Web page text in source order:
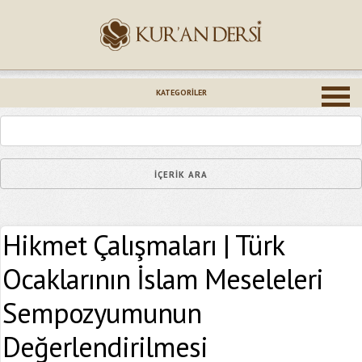
KATEGORILER
Hikmet Çalışmaları | Türk
Ocaklarının İslam Meseleleri
Sempozyumunun
Değerlendirilmesi
Epostanız (*)
Yaşadığınız Hatanın Ayrıntıları
Bağlantıyı Gönderin